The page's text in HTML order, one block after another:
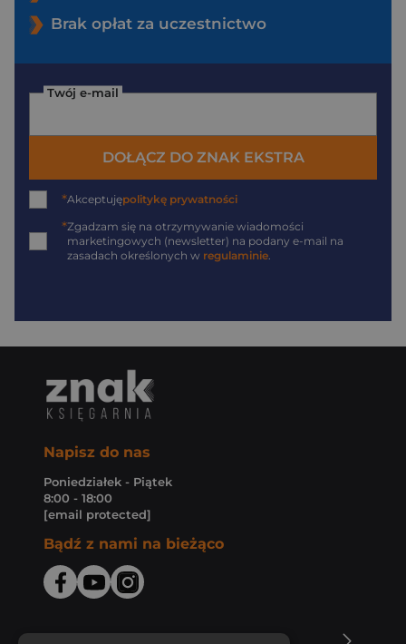
Brak opłat za uczestnictwo
Twój e-mail
DOŁĄCZ DO ZNAK EKSTRA
*Akceptujępolitykę prywatności
*Zgadzam się na otrzymywanie wiadomości
marketingowych (newsletter) na podany e-mail na
zasadach określonych w regulaminie.
Napisz do nas
Poniedziałek - Piątek
8:00 - 18:00
[email protected]
Bądź z nami na bieżąco